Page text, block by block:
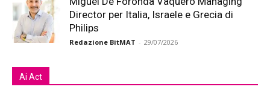
Director per Italia, Israele e Grecia di
Philips
Redazione BitMAT - 29/07/2026
Ai Act